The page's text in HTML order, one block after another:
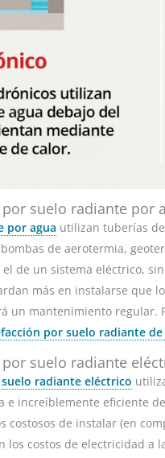
suelo radiante por
por agua utilizan tuberías
de aerotermia,
de un sistema eléctrico,
más en instalarse que
un mantenimiento regular.
por suelo radiante de
suelo radiante
suelo radiante eléctrico
e increíblemente eficiente
costosos de instalar (en
los costos de electricidad a